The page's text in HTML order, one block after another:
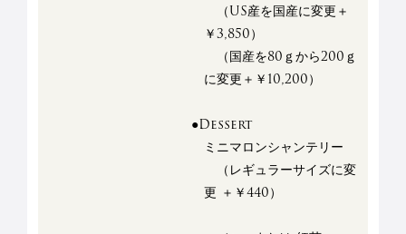
（US産を国産に変更＋
￥3,850）
（国産を80ｇから200ｇ
に変更＋￥10,200）
●Dessert
ミニマロンシャンテリー
（レギュラーサイズに変
更 ＋￥440）